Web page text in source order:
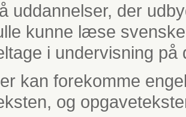
uddannelser, der
kunne læse
i undervisning på
kan forekomme
og